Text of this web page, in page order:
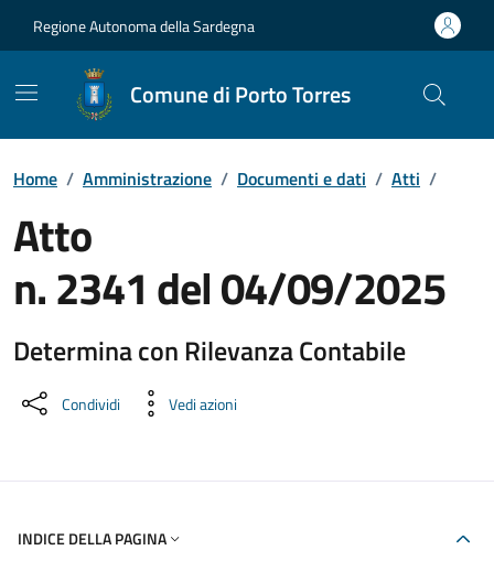
Regione Autonoma della Sardegna
Comune di Porto Torres
Home / Amministrazione / Documenti e dati / Atti /
Atto
n. 2341 del 04/09/2025
Determina con Rilevanza Contabile
Dettaglio del documento
Condividi Vedi azioni
INDICE DELLA PAGINA